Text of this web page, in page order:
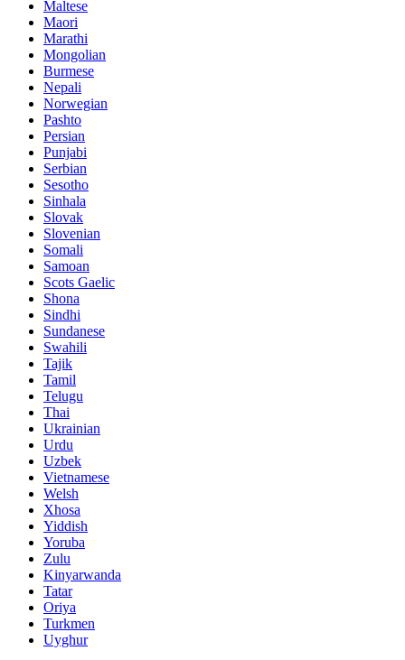
Maltese
Maori
Marathi
Mongolian
Burmese
Nepali
Norwegian
Pashto
Persian
Punjabi
Serbian
Sesotho
Sinhala
Slovak
Slovenian
Somali
Samoan
Scots Gaelic
Shona
Sindhi
Sundanese
Swahili
Tajik
Tamil
Telugu
Thai
Ukrainian
Urdu
Uzbek
Vietnamese
Welsh
Xhosa
Yiddish
Yoruba
Zulu
Kinyarwanda
Tatar
Oriya
Turkmen
Uyghur